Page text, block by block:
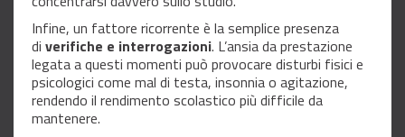
Infine, un fattore ricorrente è la semplice presenza
di verifiche e interrogazioni. L’ansia da prestazione
legata a questi momenti può provocare disturbi fisici e
psicologici come mal di testa, insonnia o agitazione,
rendendo il rendimento scolastico più difficile da
mantenere.